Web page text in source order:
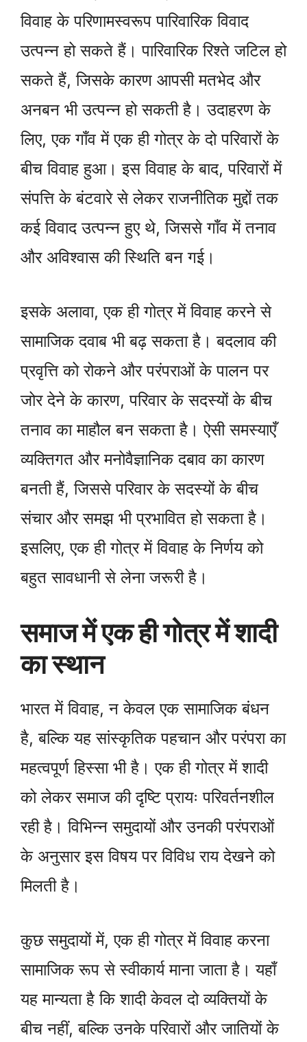
विवाह के परिणामस्वरूप पारिवारिक विवाद
उत्पन्न हो सकते हैं। पारिवारिक रिश्ते जटिल हो
सकते हैं, जिसके कारण आपसी मतभेद और
अनबन भी उत्पन्न हो सकती है। उदाहरण के
लिए, एक गाँव में एक ही गोत्र के दो परिवारों के
बीच विवाह हुआ। इस विवाह के बाद, परिवारों में
संपत्ति के बंटवारे से लेकर राजनीतिक मुद्दों तक
कई विवाद उत्पन्न हुए थे, जिससे गाँव में तनाव
और अविश्वास की स्थिति बन गई।
इसके अलावा, एक ही गोत्र में विवाह करने से
सामाजिक दवाब भी बढ़ सकता है। बदलाव की
प्रवृत्ति को रोकने और परंपराओं के पालन पर
जोर देने के कारण, परिवार के सदस्यों के बीच
तनाव का माहौल बन सकता है। ऐसी समस्याएँ
व्यक्तिगत और मनोवैज्ञानिक दबाव का कारण
बनती हैं, जिससे परिवार के सदस्यों के बीच
संचार और समझ भी प्रभावित हो सकता है।
इसलिए, एक ही गोत्र में विवाह के निर्णय को
बहुत सावधानी से लेना जरूरी है।
समाज में एक ही गोत्र में शादी
का स्थान
भारत में विवाह, न केवल एक सामाजिक बंधन
है, बल्कि यह सांस्कृतिक पहचान और परंपरा का
महत्वपूर्ण हिस्सा भी है। एक ही गोत्र में शादी
को लेकर समाज की दृष्टि प्रायः परिवर्तनशील
रही है। विभिन्न समुदायों और उनकी परंपराओं
के अनुसार इस विषय पर विविध राय देखने को
मिलती है।
कुछ समुदायों में, एक ही गोत्र में विवाह करना
सामाजिक रूप से स्वीकार्य माना जाता है। यहाँ
यह मान्यता है कि शादी केवल दो व्यक्तियों के
बीच नहीं, बल्कि उनके परिवारों और जातियों के